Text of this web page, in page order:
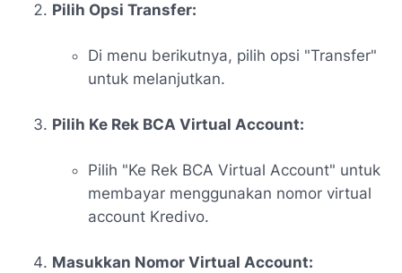
Pilih Opsi Transfer:
Di menu berikutnya, pilih opsi "Transfer"
untuk melanjutkan.
Pilih Ke Rek BCA Virtual Account:
Pilih "Ke Rek BCA Virtual Account" untuk
membayar menggunakan nomor virtual
account Kredivo.
Masukkan Nomor Virtual Account: